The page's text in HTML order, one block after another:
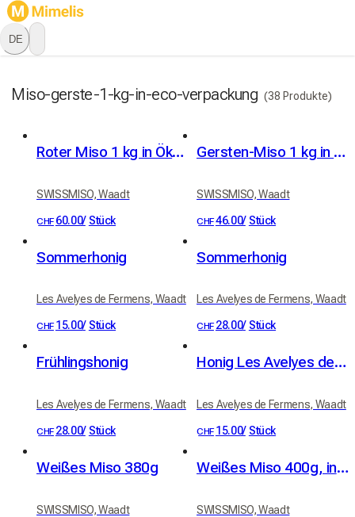
DE
Miso-gerste-1-kg-in-eco-verpackung (38 Produkte)
Roter Miso 1 kg in Öko-Verpackung
SWISSMISO, Waadt
CHF 60.00/ Stück
Gersten-Miso 1 kg in Öko-Verpackung
SWISSMISO, Waadt
CHF46.00/ Stück
Sommerhonig
Les Avelyes de Fermens, Waadt
CHF 15.00/ Stück
Sommerhonig
Les Avelyes de Fermens, Waadt
CHF 28.00/ Stück
Frühlingshonig
Les Avelyes de Fermens, Waadt
CHF 28.00/ Stück
Honig Les Avelyes de Fermens
Les Avelyes de Fermens, Waadt
CHF 15.00/ Stück
Weißes Miso 380g
SWISSMISO, Waadt
Weißes Miso 400g, in Öko-Verpackung
SWISSMISO, Waadt